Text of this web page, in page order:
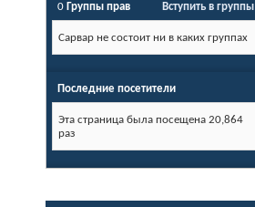
Вступить в группы
0 Группы прав
Сарвар не состоит ни в каких группах
Последние посетители
Эта страница была посещена 20,864
раз